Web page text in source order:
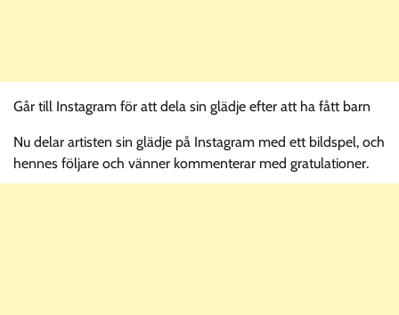
Går till Instagram för att dela sin glädje efter att ha fått barn
Nu delar artisten sin glädje på Instagram med ett bildspel, och
hennes följare och vänner kommenterar med gratulationer.